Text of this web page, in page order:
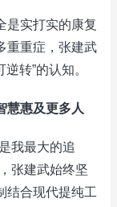
实打实的康复
重重症，张建武
转”的认知。
慧惠及更多人
我最大的追
张建武始终坚
结合现代提纯工